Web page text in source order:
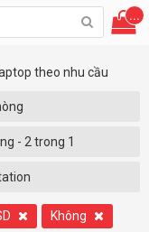
...
theo nhu cầu
- 2 trong 1
Không